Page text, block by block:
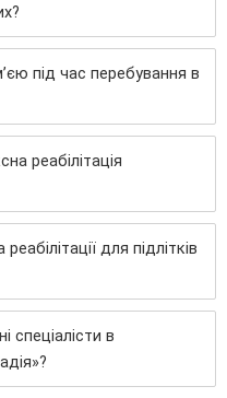
під час перебування в
реабілітація
для підлітків
спеціалісти в